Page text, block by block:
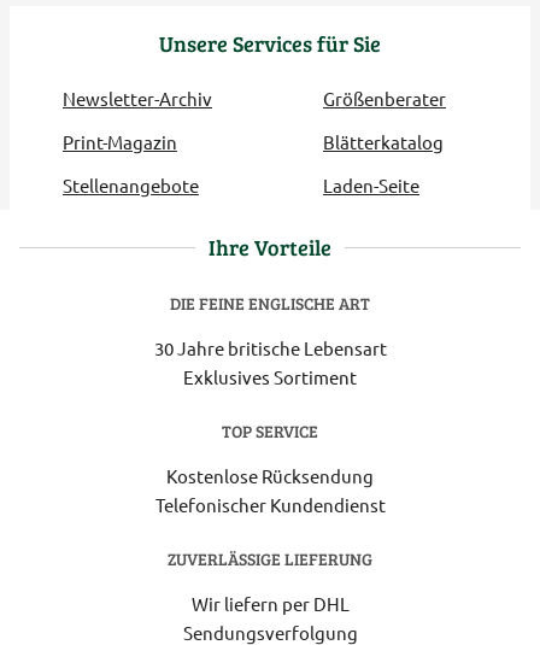
Unsere Services für Sie
Newsletter-Archiv
Größenberater
Print-Magazin
Blätterkatalog
Stellenangebote
Laden-Seite
Ihre Vorteile
DIE FEINE ENGLISCHE ART
30 Jahre britische Lebensart
Exklusives Sortiment
TOP SERVICE
Kostenlose Rücksendung
Telefonischer Kundendienst
ZUVERLÄSSIGE LIEFERUNG
Wir liefern per DHL
Sendungsverfolgung